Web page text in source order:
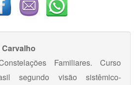
Familiares. Curso
segundo visão sistêmico-